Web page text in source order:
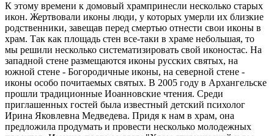
К этому времени к домовый хрампринесли несколько старых
икон. Жертвовали иконы люди, у которых умерли их близкие
родственники, завещав перед смертью отнести свои иконы в
храм. Так как площадь стен все-таки в храме небольшая, то
мы решили несколько систематизировать свой иконостас. На
западной стене размещаются иконы русских святых, на
южной стене - Богородичные иконы, на северной стене -
иконы особо почитаемых святых. В 2005 году в Архангельске
прошли традиционные Иоанновские чтения. Среди
приглашенных гостей была известный детский психолог
Ирина Яковлевна Медведева. Придя к нам в храм, она
предложила продумать и провести несколько молодежных